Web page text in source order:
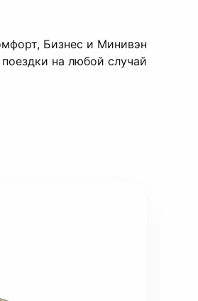
Бизнес и Минивэн
на любой случай